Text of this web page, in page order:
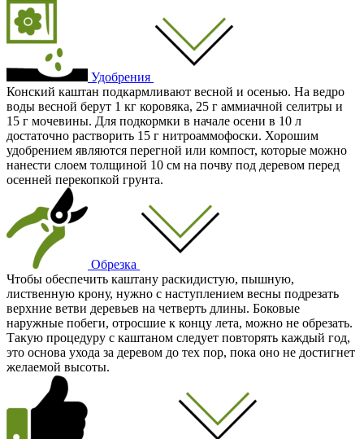
Удобрения
Конский каштан подкармливают весной и осенью. На ведро
воды весной берут 1 кг коровяка, 25 г аммиачной селитры и
15 г мочевины. Для подкормки в начале осени в 10 л
достаточно растворить 15 г нитроаммофоски. Хорошим
удобрением являются перегной или компост, которые можно
нанести слоем толщиной 10 см на почву под деревом перед
осенней перекопкой грунта.
Обрезка
Чтобы обеспечить каштану раскидистую, пышную,
лиственную крону, нужно с наступлением весны подрезать
верхние ветви деревьев на четверть длины. Боковые
наружные побеги, отросшие к концу лета, можно не обрезать.
Такую процедуру с каштаном следует повторять каждый год,
это основа ухода за деревом до тех пор, пока оно не достигнет
желаемой высоты.